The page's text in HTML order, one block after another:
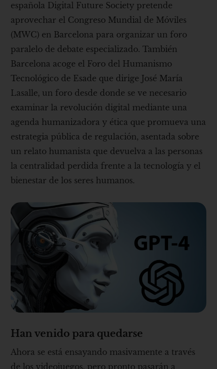
española Digital Future Society pretende
aprovechar el Congreso Mundial de Móviles
(MWC) en Barcelona para organizar un foro
paralelo de debate especializado. También
Barcelona acoge el Foro del Humanismo
Tecnológico de Esade que dirige José María
Lasalle, un foro desde donde se ve necesario
examinar la revolución digital mediante una
agenda humanizadora y ética que promueva una
estrategia pública de regulación, asentada sobre
un relato humanista que devuelva a las personas
la centralidad perdida frente a la tecnología y el
bienestar de los seres humanos.
Han venido para quedarse
Ahora se está ensayando masivamente a través
de los videojuegos, pero pronto pasarán a